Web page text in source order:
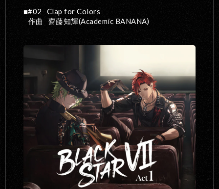
#02
Clap for Colors
作曲
齋藤知輝(Academic BANANA)